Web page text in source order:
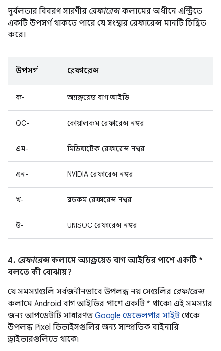
দুর্বলতার বিবরণ সারণীর রেফারেন্সকলামের অধীনে এন্ট্রিতে
একটি উপসর্গ থাকতে পারে যে সংস্থার রেফারেন্স মানটি চিহ্নিত
করে।
উপসর্গ রেফারেন্স
ক- অ্যান্ড্রয়েড বাগ আইডি
QC- কোয়ালকম রেফারেন্স নম্বর
এম- মিডিয়াটেক রেফারেন্স নম্বর
এন- NVIDIA রেফারেন্স নম্বর
খ- ব্রডকম রেফারেন্স নম্বর
উ- UNISOC রেফারেন্স নম্বর
4. রেফারেন্সকলামে অ্যান্ড্রয়েড বাগ আইডির পাশে একটি *
বলতে কী বোঝায়?
যে সমস্যাগুলি সর্বজনীনভাবে উপলব্ধ নয় সেগুলির রেফারেন্স
কলামে Android বাগ আইডির পাশে একটি * থাকে৷ এই সমস্যার
জন্য আপডেটটি সাধারণত Google ডেভেলপার সাইট থেকে
উপলব্ধ Pixel ডিভাইসগুলির জন্য সাম্প্রতিক বাইনারি
ড্রাইভারগুলিতে থাকে৷